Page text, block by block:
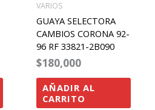
VARIOS
GUAYA SELECTORA
CAMBIOS CORONA 92-
96 RF 33821-2B090
$180,000
AÑADIR AL
CARRITO